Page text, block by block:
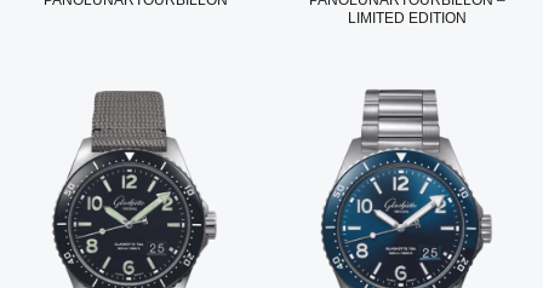
LIMITED EDITION